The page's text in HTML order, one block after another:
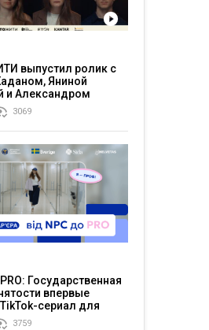
выпустил ролик с
Яниной
и Александром
в постоянном
3069
Государственная
впервые
сериал для
3759